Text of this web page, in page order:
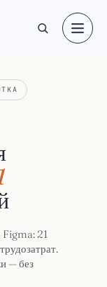
Figma: 21
— без